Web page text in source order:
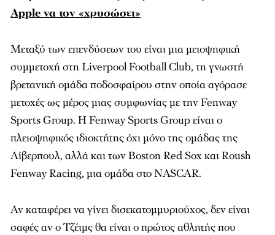
Apple να τον «χρυσώσει»
Μεταξύ των επενδύσεων του είναι μια μειοψηφική
συμμετοχή στη Liverpool Football Club, τη γνωστή
βρετανική ομάδα ποδοσφαίρου στην οποία αγόρασε
μετοχές ως μέρος μιας συμφωνίας με την Fenway
Sports Group. Η Fenway Sports Group είναι ο
πλειοψηφικός ιδιοκτήτης όχι μόνο της ομάδας της
Λίβερπουλ, αλλά και των Boston Red Sox και Roush
Fenway Racing, μια ομάδα στο NASCAR.
Αν καταφέρει να γίνει δισεκατομμυριούχος, δεν είναι
σαφές αν ο Τζέιμς θα είναι ο πρώτος αθλητής που